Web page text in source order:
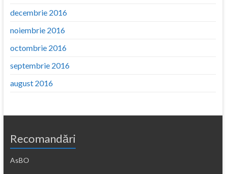
decembrie 2016
noiembrie 2016
octombrie 2016
septembrie 2016
august 2016
Recomandări
AsBO